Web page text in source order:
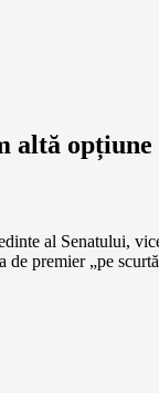
altă
al Senatului,
premier „pe